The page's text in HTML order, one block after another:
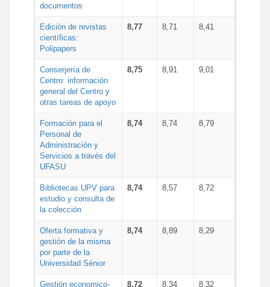
documentos
Edición de revistas
científicas:
Polipapers
8,77 8,71 8,41
Conserjería de
Centro: información
general del Centro y
otras tareas de apoyo
8,75 8,91 9,01
Formación para el
Personal de
Administración y
Servicios a través del
UFASU
8,74 8,74 8,79
Bibliotecas UPV para
estudio y consulta de
la colección
8,74 8,57 8,72
Oferta formativa y
gestión de la misma
por parte de la
Universidad Sénior
8,74 8,89 8,29
Gestión economico- 8,72 8,34 8,32